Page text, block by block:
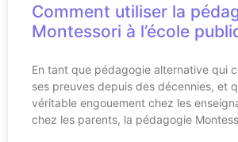
Comment utiliser la
Montessori à l’école
En tant que pédagogie alternative qui
ses preuves depuis des décennies, et
véritable engouement chez les
chez les parents, la pédagogie